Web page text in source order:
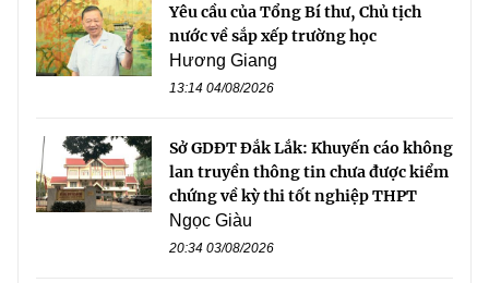
Yêu cầu của Tổng Bí thư, Chủ tịch
nước về sắp xếp trường học
Hương Giang
13:14 04/08/2026
Sở GDĐT Đắk Lắk: Khuyến cáo không
lan truyền thông tin chưa được kiểm
chứng về kỳ thi tốt nghiệp THPT
Ngọc Giàu
20:34 03/08/2026